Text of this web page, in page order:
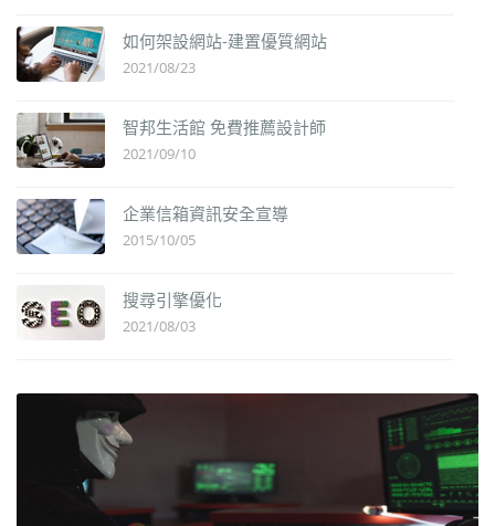
如何架設網站-建置優質網站
2021/08/23
智邦生活館 免費推薦設計師
2021/09/10
企業信箱資訊安全宣導
2015/10/05
搜尋引擎優化
2021/08/03